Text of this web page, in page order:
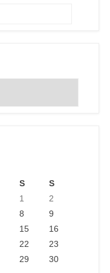
S
S
1
2
8
9
15
16
22
23
29
30